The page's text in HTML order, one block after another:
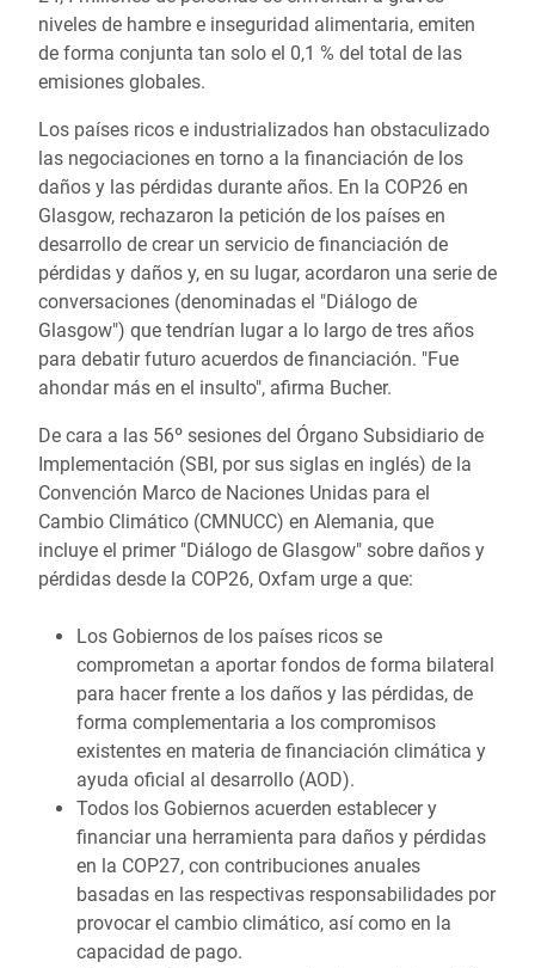
niveles de hambre e inseguridad alimentaria, emiten
de forma conjunta tan solo el 0,1 % del total de las
emisiones globales.
Los países ricos e industrializados han obstaculizado
las negociaciones en torno a la financiación de los
daños y las pérdidas durante años. En la COP26 en
Glasgow, rechazaron la petición de los países en
desarrollo de crear un servicio de financiación de
pérdidas y daños y, en su lugar, acordaron una serie de
conversaciones (denominadas el "Diálogo de
Glasgow") que tendrían lugar a lo largo de tres años
para debatir futuro acuerdos de financiación. "Fue
ahondar más en el insulto", afirma Bucher.
De cara a las 56º sesiones del Órgano Subsidiario de
Implementación (SBI, por sus siglas en inglés) de la
Convención Marco de Naciones Unidas para el
Cambio Climático (CMNUCC) en Alemania, que
incluye el primer "Diálogo de Glasgow" sobre daños y
pérdidas desde la COP26, Oxfam urge a que:
Los Gobiernos de los países ricos se
comprometan a aportar fondos de forma bilateral
para hacer frente a los daños y las pérdidas, de
forma complementaria a los compromisos
existentes en materia de financiación climática y
ayuda oficial al desarrollo (AOD).
Todos los Gobiernos acuerden establecer y
financiar una herramienta para daños y pérdidas
en la COP27, con contribuciones anuales
basadas en las respectivas responsabilidades por
provocar el cambio climático, así como en la
capacidad de pago.